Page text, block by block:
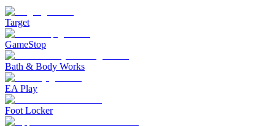
Target
GameStop
Bath & Body Works
EA Play
Foot Locker